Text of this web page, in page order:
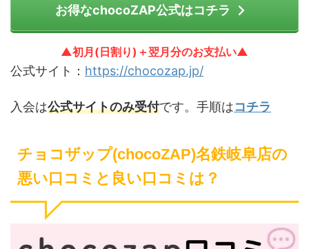
お得なchocoZAP公式はコチラ
▲初月(日割り)＋翌月分のお支払い▲
公式サイト： https://chocozap.jp/
入会は公式サイトのみ受付です。手順はコチラ
チョコザップ(chocoZAP)名鉄岐阜店の
悪い口コミと良い口コミは？